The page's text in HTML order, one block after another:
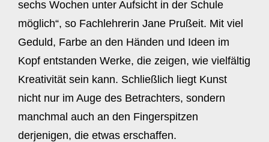
sechs Wochen unter Aufsicht in der Schule
möglich“, so Fachlehrerin Jane Prußeit. Mit viel
Geduld, Farbe an den Händen und Ideen im
Kopf entstanden Werke, die zeigen, wie vielfältig
Kreativität sein kann. Schließlich liegt Kunst
nicht nur im Auge des Betrachters, sondern
manchmal auch an den Fingerspitzen
derjenigen, die etwas erschaffen.